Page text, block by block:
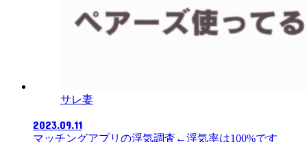
サレ妻
2023.09.11
マッチングアプリの浮気調査←浮気率は100%です